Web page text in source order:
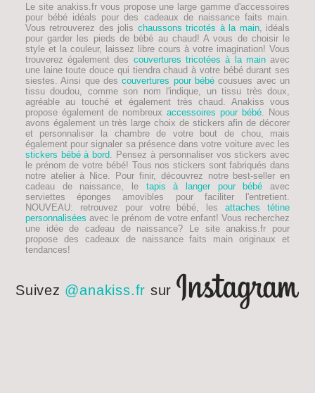
Le site anakiss.fr vous propose une large gamme d'accessoires
pour bébé idéals pour des cadeaux de naissance faits main
Vous retrouverez des jolis chaussons tricotés à la main, idéals
pour garder les pieds de bébé au chaud! A vous de choisir le
style et la couleur, laissez libre cours à votre imagination! Vous
trouverez également des couvertures tricotées à la mainavec
une laine toute douce qui tiendra chaud à votre bébé durant ses
siestes. Ainsi que descouvertures pour bébé cousues avec un
tissu doudou, comme son nom l'indique, un tissu très doux,
agréable au touché et également très chaud. Anakiss vous
propose également de nombreuxaccessoires pour bébé . Nous
avons également un très large choix de stickers afin de décorer
et personnaliser la chambre de votre bout de chou, mais
également pour signaler sa présence dans votre voiture avec les
stickers bébé à bord . Pensez à personnaliser vos stickers avec
le prénom de votre bébé! Tous nos stickers sont fabriqués dans
notre atelier à Nice. Pour finir, découvrez notre best-seller en
cadeau de naissance, le tapis à langer pour bébé avec
serviettes éponges amovibles pour faciliter l'entretient.
NOUVEAU: retrouvez pour votre bébé, lesattaches tétine
personnalisées avec le prénom de votre enfant! Vous recherchez
une idée de cadeau de naissance? Le site anakiss.fr pour
propose des cadeaux de naissance faits main originaux et
tendances!
Suivez @anakiss.fr sur